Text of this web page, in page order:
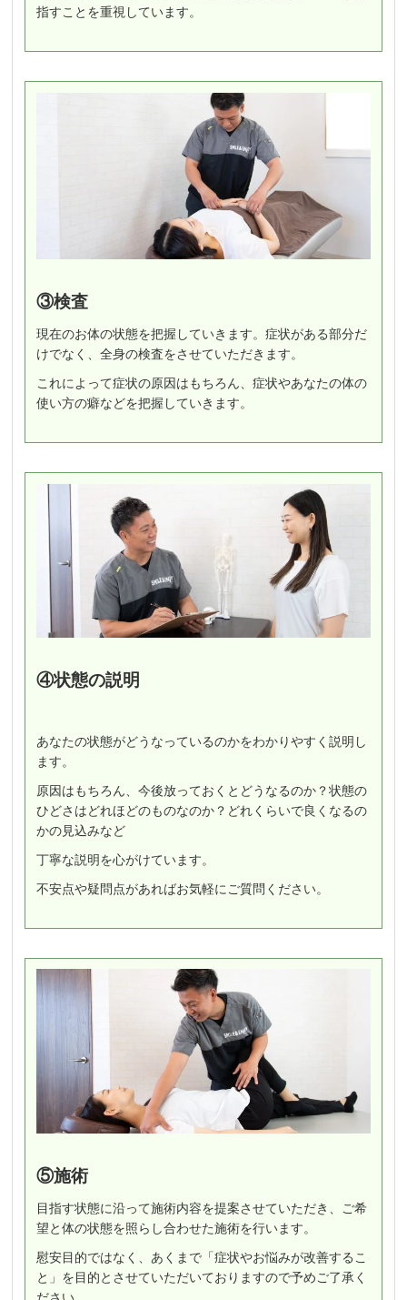
指すことを重視しています。
③検査
現在のお体の状態を把握していきます。症状がある部分だ
けでなく、全身の検査をさせていただきます。
これによって症状の原因はもちろん、症状やあなたの体の
使い方の癖などを把握していきます。
④状態の説明
あなたの状態がどうなっているのかをわかりやすく説明し
ます。
原因はもちろん、今後放っておくとどうなるのか？状態の
ひどさはどれほどのものなのか？どれくらいで良くなるの
かの見込みなど
丁寧な説明を心がけています。
不安点や疑問点があればお気軽にご質問ください。
⑤施術
目指す状態に沿って施術内容を提案させていただき、ご希
望と体の状態を照らし合わせた施術を行います。
慰安目的ではなく、あくまで「症状やお悩みが改善するこ
と」を目的とさせていただいておりますので予めご了承く
ださい。